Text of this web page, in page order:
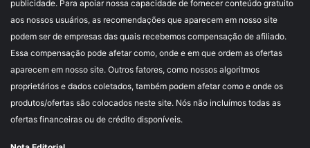
publicidade. Para apoiar nossa capacidade de fornecer conteúdo gratuito
aos nossos usuários, as recomendações que aparecem em nosso site
podem ser de empresas das quais recebemos compensação de afiliado.
Essa compensação pode afetar como, onde e em que ordem as ofertas
aparecem em nosso site. Outros fatores, como nossos algoritmos
proprietários e dados coletados, também podem afetar como e onde os
produtos/ofertas são colocados neste site. Nós não incluímos todas as
ofertas financeiras ou de crédito disponíveis.